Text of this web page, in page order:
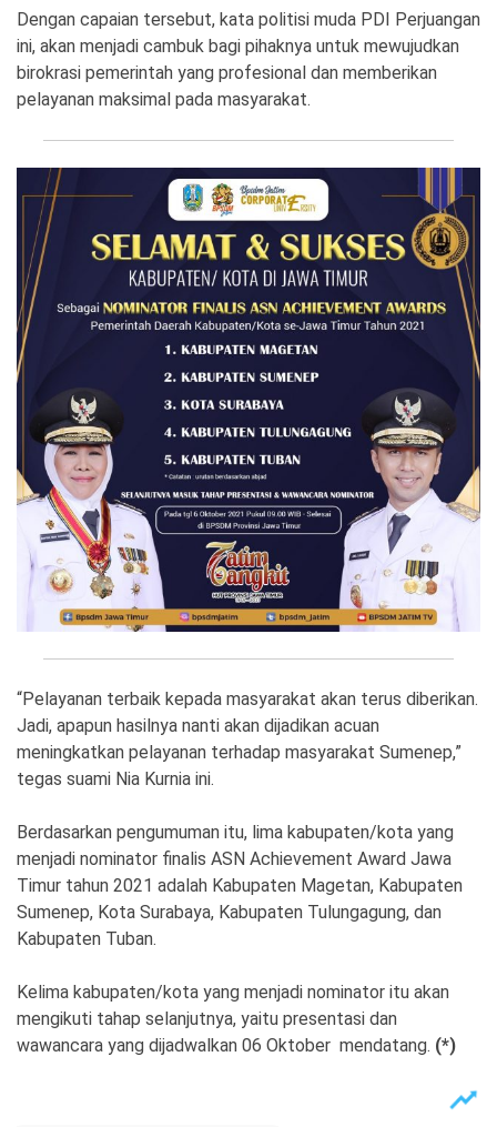
2026
News
Indonesia
.
All
Reserve
Dengan capaian tersebut, kata politisi muda PDI Perjuangan
ini, akan menjadi cambuk bagi pihaknya untuk mewujudkan
birokrasi pemerintah yang profesional dan memberikan
pelayanan maksimal pada masyarakat.
“Pelayanan terbaik kepada masyarakat akan terus diberikan.
Jadi, apapun hasilnya nanti akan dijadikan acuan
meningkatkan pelayanan terhadap masyarakat Sumenep,”
tegas suami Nia Kurnia ini.
Berdasarkan pengumuman itu, lima kabupaten/kota yang
menjadi nominator finalis ASN Achievement Award Jawa
Timur tahun 2021 adalah Kabupaten Magetan, Kabupaten
Sumenep, Kota Surabaya, Kabupaten Tulungagung, dan
Kabupaten Tuban.
Kelima kabupaten/kota yang menjadi nominator itu akan
mengikuti tahap selanjutnya, yaitu presentasi dan
wawancara yang dijadwalkan 06 Oktober mendatang. (*)